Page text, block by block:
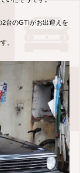
台のGTIがお出迎えを
。